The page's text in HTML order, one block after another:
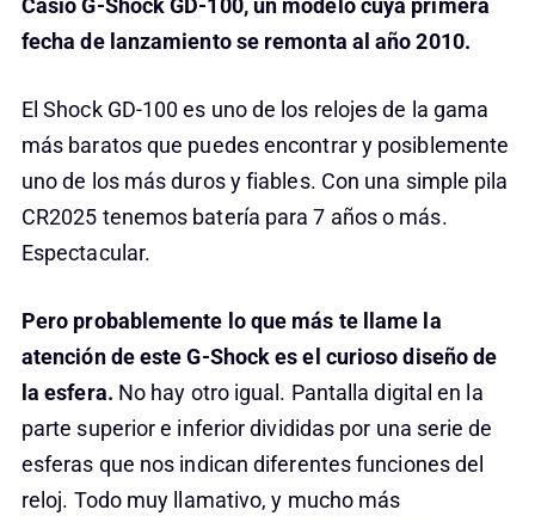
Casio G-Shock GD-100, un modelo cuya primera
fecha de lanzamiento se remonta al año 2010.
El Shock GD-100 es uno de los relojes de la gama
más baratos que puedes encontrar y posiblemente
uno de los más duros y fiables. Con una simple pila
CR2025 tenemos batería para 7 años o más.
Espectacular.
Pero probablemente lo que más te llame la
atención de este G-Shock es el curioso diseño de
la esfera. No hay otro igual. Pantalla digital en la
parte superior e inferior divididas por una serie de
esferas que nos indican diferentes funciones del
reloj. Todo muy llamativo, y mucho más